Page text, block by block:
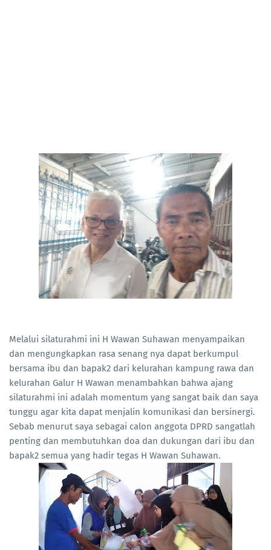
Melalui silaturahmi ini H Wawan Suhawan menyampaikan
dan mengungkapkan rasa senang nya dapat berkumpul
bersama ibu dan bapak2 dari kelurahan kampung rawa dan
kelurahan Galur H Wawan menambahkan bahwa ajang
silaturahmi ini adalah momentum yang sangat baik dan saya
tunggu agar kita dapat menjalin komunikasi dan bersinergi.
Sebab menurut saya sebagai calon anggota DPRD sangatlah
penting dan membutuhkan doa dan dukungan dari ibu dan
bapak2 semua yang hadir tegas H Wawan Suhawan.